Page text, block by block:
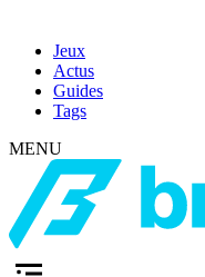
Jeux
Actus
Guides
Tags
MENU